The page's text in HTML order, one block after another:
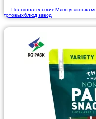
Пользовательские Мясо упаковка
готовых блюд завод